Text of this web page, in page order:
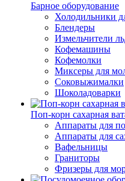
Барное оборудование
Холодильники
Блендеры
Измельчители
Кофемашины
Кофемолки
Миксеры для
Соковыжималки
Шоколадоварки
Поп-корн сахарная
Аппараты для
Аппараты для
Вафельницы
Граниторы
Фризеры для